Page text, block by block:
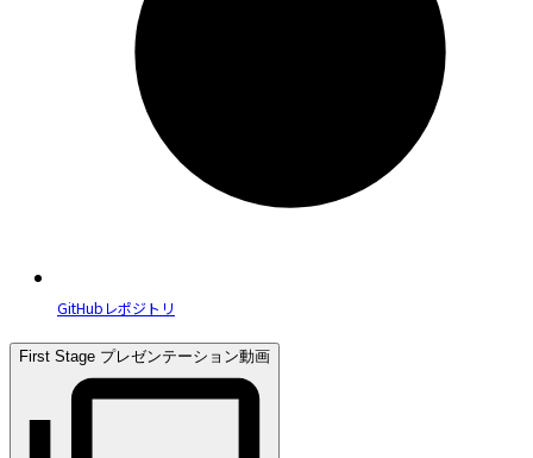
GitHubレポジトリ
First Stage プレゼンテーション動画